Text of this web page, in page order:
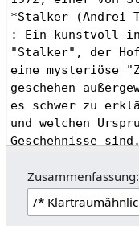
Zusammenfassung: